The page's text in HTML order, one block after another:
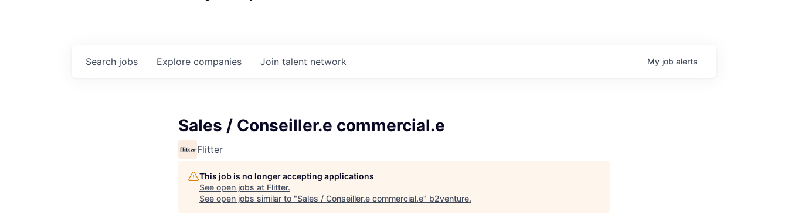
Search jobs Explore companies Join talent network My job alerts
Sales / Conseiller.e commercial.e
Flitter
This job is no longer accepting applications
See open jobs at Flitter.
See open jobs similar to "Sales / Conseiller.e commercial.e" b2venture.